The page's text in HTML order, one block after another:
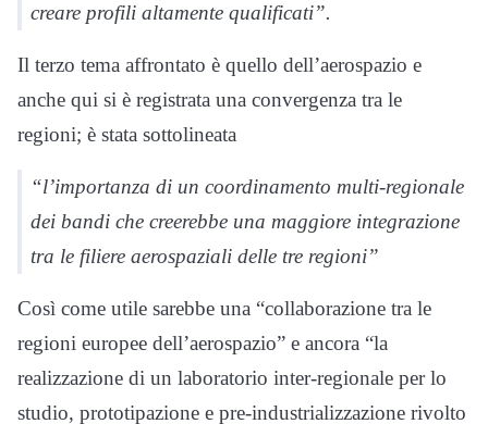
creare profili altamente qualificati”.
Il terzo tema affrontato è quello dell’aerospazio e
anche qui si è registrata una convergenza tra le
regioni; è stata sottolineata
“l’importanza di un coordinamento multi-regionale
dei bandi che creerebbe una maggiore integrazione
tra le filiere aerospaziali delle tre regioni”
Così come utile sarebbe una “collaborazione tra le
regioni europee dell’aerospazio” e ancora “la
realizzazione di un laboratorio inter-regionale per lo
studio, prototipazione e pre-industrializzazione rivolto